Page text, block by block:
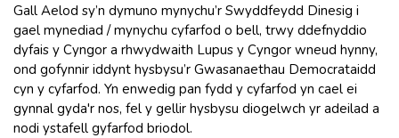
Gall Aelod sy’n dymuno mynychu’r Swyddfeydd Dinesig i
gael mynediad / mynychu cyfarfod o bell, trwy ddefnyddio
dyfais y Cyngor a rhwydwaith Lupus y Cyngor wneud hynny,
ond gofynnir iddynt hysbysu’r Gwasanaethau Democrataidd
cyn y cyfarfod. Yn enwedig pan fydd y cyfarfod yn cael ei
gynnal gyda'r nos, fel y gellir hysbysu diogelwch yr adeilad a
nodi ystafell gyfarfod briodol.